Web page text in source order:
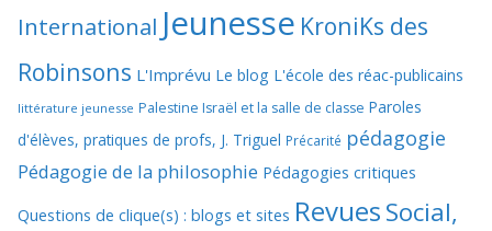
International Jeunesse KroniKs des
Robinsons L'Imprévu Le blog L'école des réac-publicains
littérature jeunesse Palestine Israël et la salle de classe Paroles
d'élèves, pratiques de profs, J. Triguel Précarité pédagogie
Pédagogie de la philosophie Pédagogies critiques
Questions de clique(s) : blogs et sites RevuesSocial,